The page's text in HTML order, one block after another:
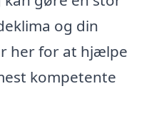
og din
her for at hjælpe
kompetente